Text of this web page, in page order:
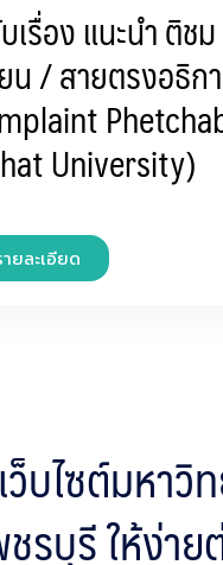
เรื่อง แนะนำ ติช
น / สายตรงอธิก
University)
ายละเอียด
บไซต์มหาวิ
รบุรี ให้ง่า